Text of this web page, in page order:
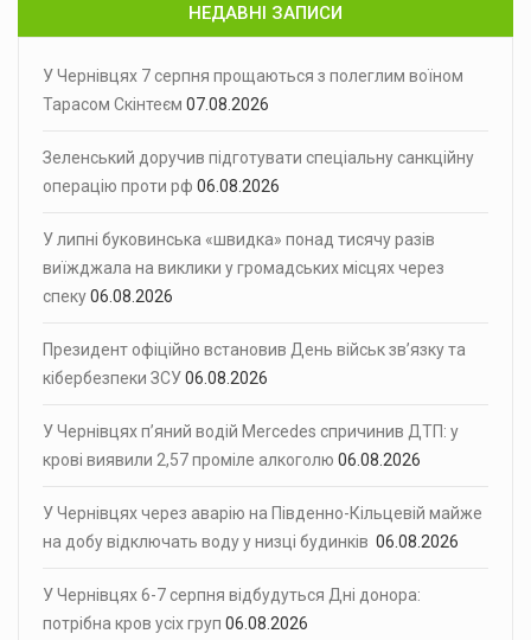
НЕДАВНІ ЗАПИСИ
У Чернівцях 7 серпня прощаються з полеглим воїном
Тарасом Скінтеєм 07.08.2026
Зеленський доручив підготувати спеціальну санкційну
операцію проти рф 06.08.2026
У липні буковинська «швидка» понад тисячу разів
виїжджала на виклики у громадських місцях через
спеку06.08.2026
Президент офіційно встановив День військ зв’язку та
кібербезпеки ЗСУ06.08.2026
У Чернівцях п’яний водій Mercedes спричинив ДТП: у
крові виявили 2,57 проміле алкоголю 06.08.2026
У Чернівцях через аварію на Південно-Кільцевій майже
на добу відключать воду у низці будинків 06.08.2026
У Чернівцях 6-7 серпня відбудуться Дні донора:
потрібна кров усіх груп 06.08.2026